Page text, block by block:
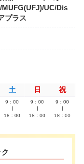
MUFG(UFJ)/UC/Dis
プラス
土 日 祝
9：00
18：00
9：00
18：00
9：00
18：00